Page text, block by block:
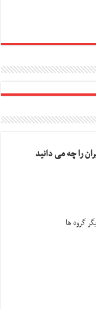
را چه می دانید
گروه ها